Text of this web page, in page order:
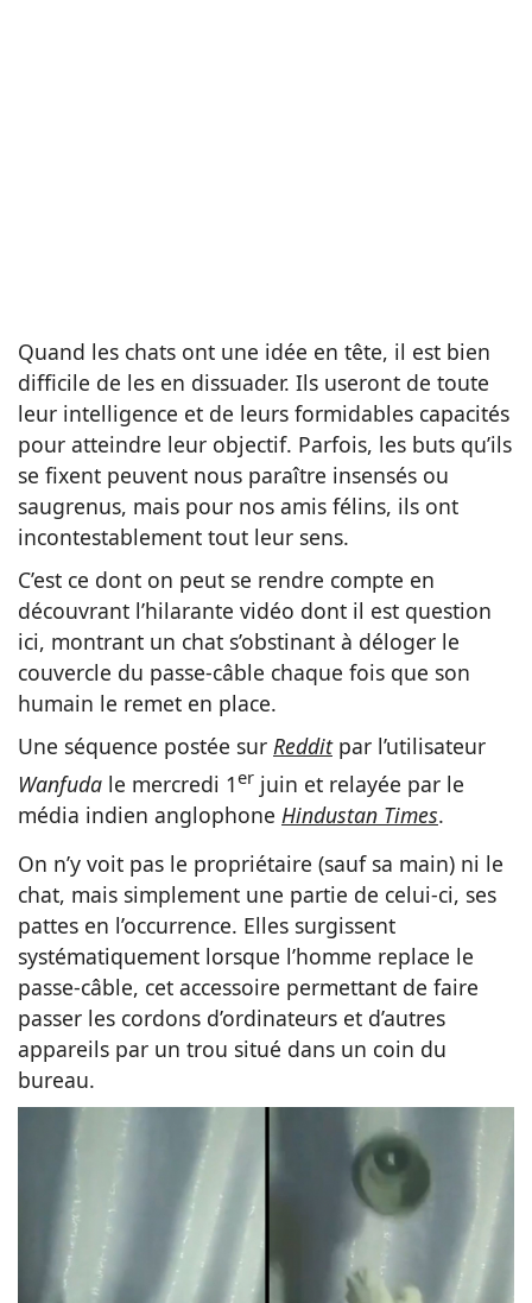
Quand les chats ont une idée en tête, il est bien
difficile de les en dissuader. Ils useront de toute
leur intelligence et de leurs formidables capacités
pour atteindre leur objectif. Parfois, les buts qu’ils
se fixent peuvent nous paraître insensés ou
saugrenus, mais pour nos amis félins, ils ont
incontestablement tout leur sens.
C’est ce dont on peut se rendre compte en
découvrant l’hilarante vidéo dont il est question
ici, montrant un chat s’obstinant à déloger le
couvercle du passe-câble chaque fois que son
humain le remet en place.
Une séquence postée sur Redditpar l’utilisateur
Wanfuda le mercredi 1er juin et relayée par le
média indien anglophone Hindustan Times.
On n’y voit pas le propriétaire (sauf sa main) ni le
chat, mais simplement une partie de celui-ci, ses
pattes en l’occurrence. Elles surgissent
systématiquement lorsque l’homme replace le
passe-câble, cet accessoire permettant de faire
passer les cordons d’ordinateurs et d’autres
appareils par un trou situé dans un coin du
bureau.